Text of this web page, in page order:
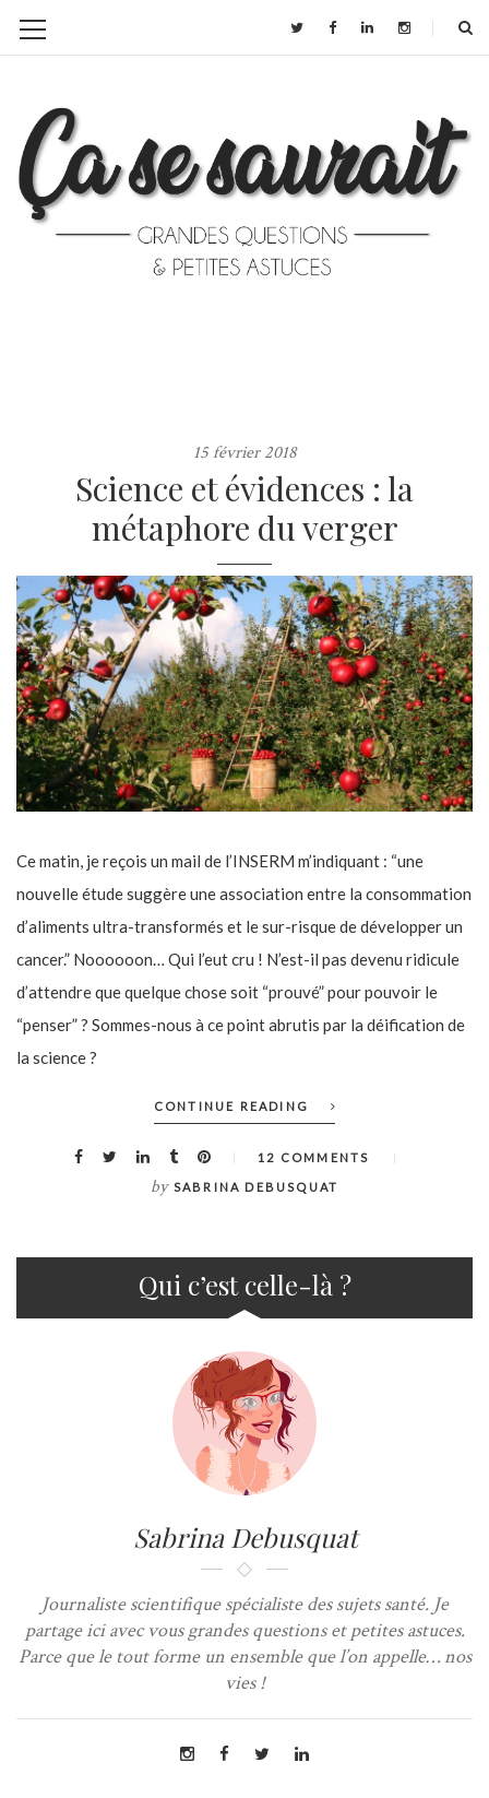
15 février 2018
Science et évidences : la
métaphore du verger
Ce matin, je reçois un mail de l’INSERM m’indiquant : “une
nouvelle étude suggère une association entre la consommation
d’aliments ultra-transformés et le sur-risque de développer un
cancer.” Noooooon… Qui l’eut cru ! N’est-il pas devenu ridicule
d’attendre que quelque chose soit “prouvé” pour pouvoir le
“penser” ? Sommes-nous à ce point abrutis par la déification de
la science ?
CONTINUE READING
12 COMMENTS
by SABRINA DEBUSQUAT
Qui c’est celle-là ?
Sabrina Debusquat
Journaliste scientifique spécialiste des sujets santé. Je
partage ici avec vous grandes questions et petites astuces.
Parce que le tout forme un ensemble que l’on appelle… nos
vies !